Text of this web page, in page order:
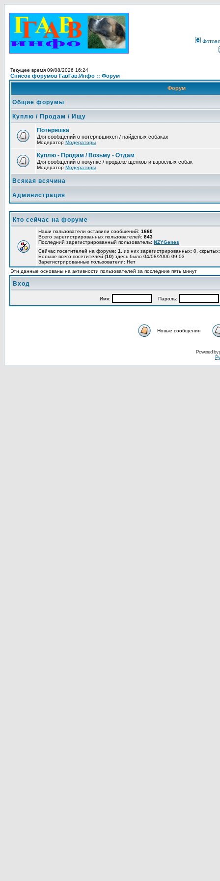
Текущее время 09/08/2026 16:24
Список форумов ГавГав.Инфо :: Форум
Форум
Общие форумы
Куплю / Продам / Ищу
Потеряшка
Для сообщений о потерявшихся / найденых собаках
Модератор Модераторы
Куплю - Продам / Возьму - Отдам
Для сообщений о покупке / продаже щенков и взрослых собак
Модератор Модераторы
Всякая всячина
Администрация
Кто сейчас на форуме
Наши пользователи оставили сообщений: 1660
Всего зарегистрированных пользователей: 843
Последний зарегистрированный пользователь: NZYGenes
Сейчас посетителей на форуме: 1
, из них зарегистрированных: 0,
Больше всего посетителей (10) здесь было 04/08/2006 09:03
Зарегистрированные пользователи: Нет
Эти данные основаны на активности пользователей за последние пять минут
Вход
Имя: Пароль:
Новые сообщения
Powered by